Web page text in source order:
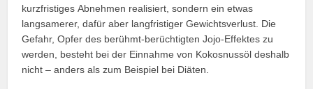
kurzfristiges Abnehmen realisiert, sondern ein etwas
langsamerer, dafür aber langfristiger Gewichtsverlust. Die
Gefahr, Opfer des berühmt-berüchtigten Jojo-Effektes zu
werden, besteht bei der Einnahme von Kokosnussöl deshalb
nicht – anders als zum Beispiel bei Diäten.